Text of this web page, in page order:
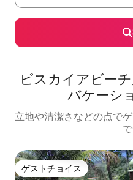
ビスカイアビー
バ⁠ケ⁠ー⁠シ⁠
立地や清潔さなどの点で
で
ゲストチョイス
ゲストチョイス